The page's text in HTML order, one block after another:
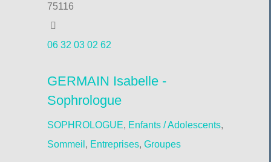
75116
06 32 03 02 62
GERMAIN Isabelle -
Sophrologue
SOPHROLOGUE, Enfants / Adolescents,
Sommeil, Entreprises, Groupes